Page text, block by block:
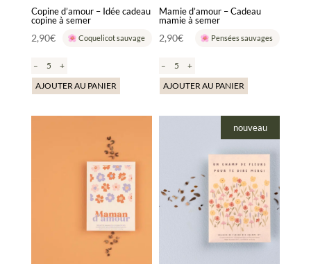
Copine d’amour – Idée cadeau
copine à semer
2,90€ Coquelicot sauvage
–
+
AJOUTER AU PANIER
Mamie d’amour – Cadeau
mamie à semer
2,90€ Pensées sauvages
–
+
AJOUTER AU PANIER
nouveau